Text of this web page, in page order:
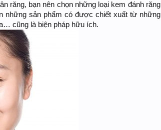
răng, bạn nên chọn những loại kem đánh răng
những sản phẩm có được chiết xuất từ những
cũng là biện pháp hữu ích.